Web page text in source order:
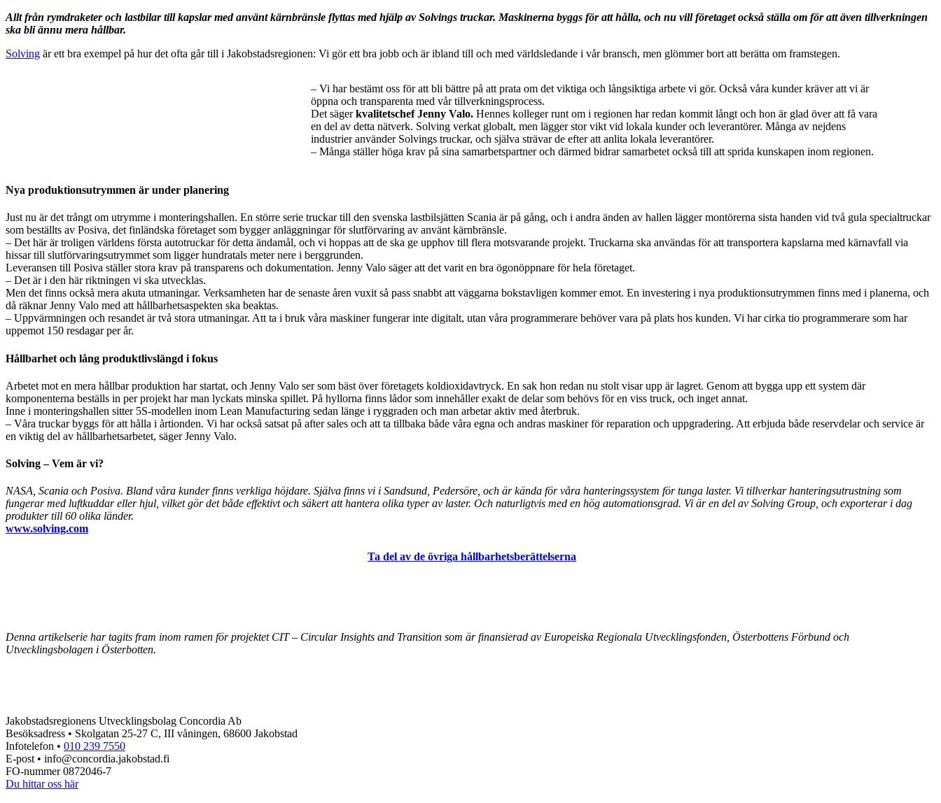
Allt från rymdraketer och lastbilar till kapslar med använt kärnbränsle flyttas med hjälp av Solvings truckar. Maskinerna byggs för att hålla, och nu vill företaget också ställa om för att även tillverkningen
ska bli ännu mera hållbar.
Solving är ett bra exempel på hur det ofta går till i Jakobstadsregionen: Vi gör ett bra jobb och är ibland till och med världsledande i vår bransch, men glömmer bort att berätta om framstegen.
– Vi har bestämt oss för att bli bättre på att prata om det viktiga och långsiktiga arbete vi gör. Också våra kunder kräver att vi är
öppna och transparenta med vår tillverkningsprocess.
Det sägerkvalitetschef Jenny Valo. Hennes kolleger runt om i regionen har redan kommit långt och hon är glad över att få vara
en del av detta nätverk. Solving verkat globalt, men lägger stor vikt vid lokala kunder och leverantörer. Många av nejdens
industrier använder Solvings truckar, och själva strävar de efter att anlita lokala leverantörer.
– Många ställer höga krav på sina samarbetspartner och därmed bidrar samarbetet också till att sprida kunskapen inom regionen.
Nya produktionsutrymmen är under planering
Just nu är det trångt om utrymme i monteringshallen. En större serie truckar till den svenska lastbilsjätten Scania är på gång, och i andra änden av hallen lägger montörerna sista handen vid två gula specialtruckar
som beställts av Posiva, det finländska företaget som bygger anläggningar för slutförvaring av använt kärnbränsle.
– Det här är troligen världens första autotruckar för detta ändamål, och vi hoppas att de ska ge upphov till flera motsvarande projekt. Truckarna ska användas för att transportera kapslarna med kärnavfall via
hissar till slutförvaringsutrymmet som ligger hundratals meter nere i berggrunden.
Leveransen till Posiva ställer stora krav på transparens och dokumentation. Jenny Valo säger att det varit en bra ögonöppnare för hela företaget.
– Det är i den här riktningen vi ska utvecklas.
Men det finns också mera akuta utmaningar. Verksamheten har de senaste åren vuxit så pass snabbt att väggarna bokstavligen kommer emot. En investering i nya produktionsutrymmen finns med i planerna, och
då räknar Jenny Valo med att hållbarhetsaspekten ska beaktas.
– Uppvärmningen och resandet är två stora utmaningar. Att ta i bruk våra maskiner fungerar inte digitalt, utan våra programmerare behöver vara på plats hos kunden. Vi har cirka tio programmerare som har
uppemot 150 resdagar per år.
Hållbarhet och lång produktlivslängd i fokus
Arbetet mot en mera hållbar produktion har startat, och Jenny Valo ser som bäst över företagets koldioxidavtryck. En sak hon redan nu stolt visar upp är lagret. Genom att bygga upp ett system där
komponenterna beställs in per projekt har man lyckats minska spillet. På hyllorna finns lådor som innehåller exakt de delar som behövs för en viss truck, och inget annat.
Inne i monteringshallen sitter 5S-modellen inom Lean Manufacturing sedan länge i ryggraden och man arbetar aktiv med återbruk.
– Våra truckar byggs för att hålla i årtionden. Vi har också satsat på after sales och att ta tillbaka både våra egna och andras maskiner för reparation och uppgradering. Att erbjuda både reservdelar och service är
en viktig del av hållbarhetsarbetet, säger Jenny Valo.
Solving – Vem är vi?
NASA, Scania och Posiva. Bland våra kunder finns verkliga höjdare. Själva finns vi i Sandsund, Pedersöre, och är kända för våra hanteringssystem för tunga laster. Vi tillverkar hanteringsutrustning som
fungerar med luftkuddar eller hjul, vilket gör det både effektivt och säkert att hantera olika typer av laster. Och naturligtvis med en hög automationsgrad. Vi är en del av Solving Group, och exporterar i dag
produkter till 60 olika länder.
www.solving.com
Ta del av de övriga hållbarhetsberättelserna
Denna artikelserie har tagits fram inom ramen för projektet CIT – Circular Insights and Transition som är finansierad av Europeiska Regionala Utvecklingsfonden, Österbottens Förbund och
Utvecklingsbolagen i Österbotten.
Jakobstadsregionens Utvecklingsbolag Concordia Ab
Besöksadress • Skolgatan 25-27 C, III våningen, 68600 Jakobstad
Infotelefon • 010 239 7550
E-post • info@concordia.jakobstad.fi
FO-nummer 0872046-7
Du hittar oss här